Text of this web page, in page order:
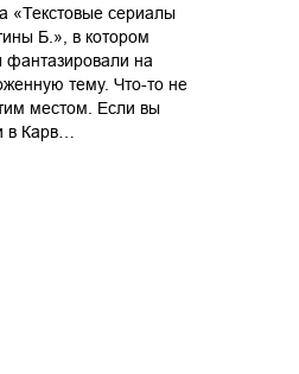
«Текстовые сериалы
Б.», в котором
фантазировали на
тему. Что-то не
местом. Если вы
в Карв…